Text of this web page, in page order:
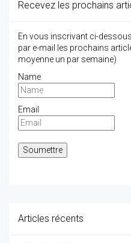
Recevez les prochains
En vous inscrivant ci-
par e-mail les prochains
moyenne un par semaine)
Name
Email
Articles récents